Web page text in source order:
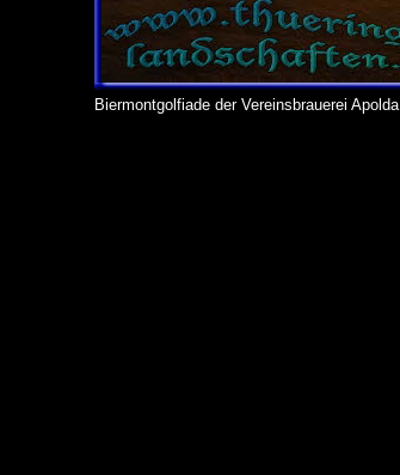
Biermontgolfiade der Vereinsbrauerei Apolda